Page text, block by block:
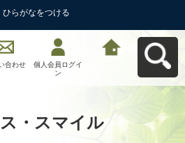
ひらがなをつける
合わせ
個人会員ログイ
ン
・スマイル